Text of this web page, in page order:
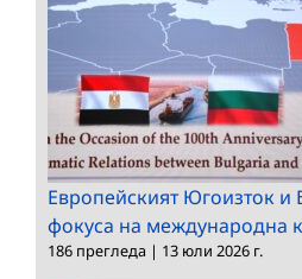
Европейският Югоизток и
фокуса на международна
186 прегледа | 13 юли 2026 г.